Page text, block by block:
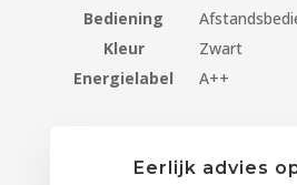
Bediening
Kleur
Zwart
Energielabel
A++
Eerlijk advies